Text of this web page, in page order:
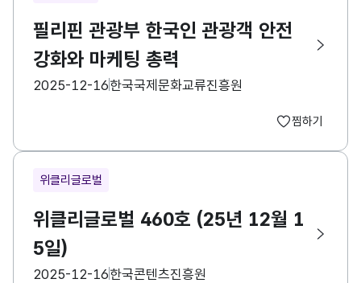
필리핀 관광부 한국인 관광객 안전
강화와 마케팅 총력
등록일
2025-12-16수집기관한국국제문화교류진흥원
찜하기
위클리글로벌
위클리글로벌 460호 (25년 12월 1
5일)
등록일
2025-12-16수집기관한국콘텐츠진흥원